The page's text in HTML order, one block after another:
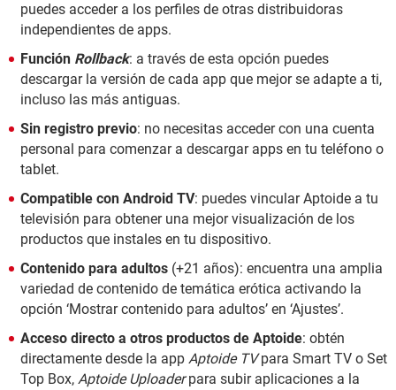
puedes acceder a los perfiles de otras distribuidoras
independientes de apps.
Función Rollback: a través de esta opción puedes
descargar la versión de cada app que mejor se adapte a ti,
incluso las más antiguas.
Sin registro previo: no necesitas acceder con una cuenta
personal para comenzar a descargar apps en tu teléfono o
tablet.
Compatible con Android TV: puedes vincular Aptoide a tu
televisión para obtener una mejor visualización de los
productos que instales en tu dispositivo.
Contenido para adultos (+21 años): encuentra una amplia
variedad de contenido de temática erótica activando la
opción ‘Mostrar contenido para adultos’ en ‘Ajustes’.
Acceso directo a otros productos de Aptoide: obtén
directamente desde la app Aptoide TVpara Smart TV o Set
Top Box, Aptoide Uploaderpara subir aplicaciones a la